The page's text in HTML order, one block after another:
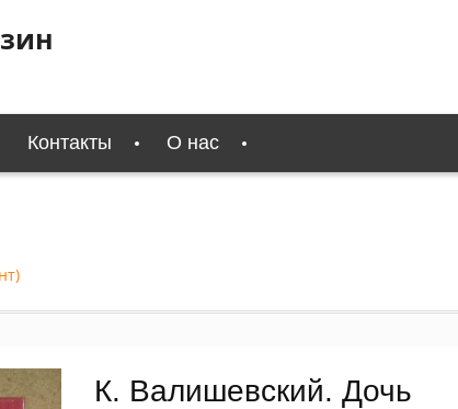
Контакты О нас
К. Валишевский. Дочь